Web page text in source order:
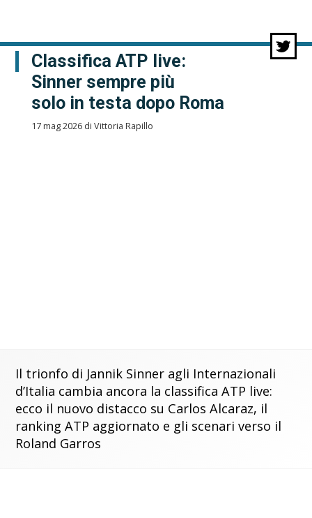
Classifica ATP live:
Sinner sempre più
solo in testa dopo Roma
17 mag 2026 di Vittoria Rapillo
Il trionfo di Jannik Sinner agli Internazionali
d’Italia cambia ancora la classifica ATP live:
ecco il nuovo distacco su Carlos Alcaraz, il
ranking ATP aggiornato e gli scenari verso il
Roland Garros